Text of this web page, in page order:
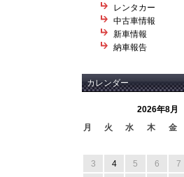
レンタカー
中古車情報
新車情報
納車報告
カレンダー
2026年8月
月
火 水 木 金
3
4 5 6 7